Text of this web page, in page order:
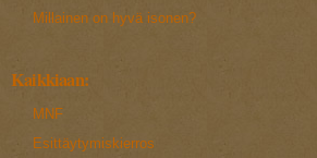
Millainen on hyvä isonen?
Kaikkiaan:
MNF
Esittäytymiskierros